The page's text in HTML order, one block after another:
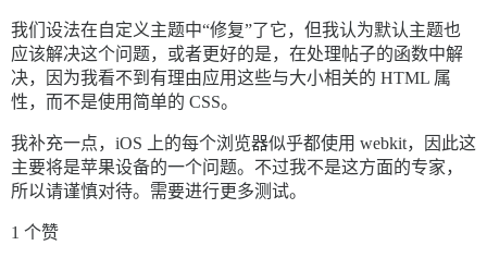
我们设法在自定义主题中“修复”了它，但我认为默认主题也
应该解决这个问题，或者更好的是，在处理帖子的函数中解
决，因为我看不到有理由应用这些与大小相关的 HTML 属
性，而不是使用简单的 CSS。
我补充一点，iOS 上的每个浏览器似乎都使用 webkit，因此这
主要将是苹果设备的一个问题。不过我不是这方面的专家，
所以请谨慎对待。需要进行更多测试。
1 个赞